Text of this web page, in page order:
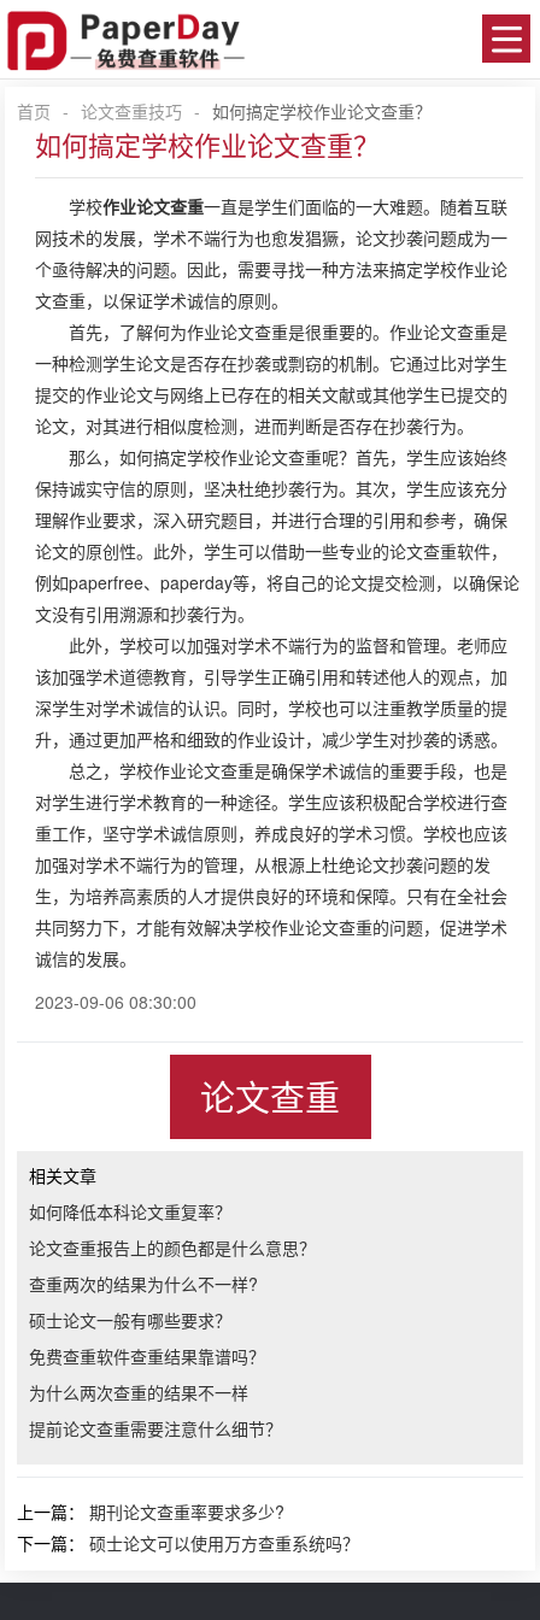
首页 - 论文查重技巧 - 如何搞定学校作业论文查重？
如何搞定学校作业论文查重？
学校作业论文查重一直是学生们面临的一大难题。随着互联
网技术的发展，学术不端行为也愈发猖獗，论文抄袭问题成为一
个亟待解决的问题。因此，需要寻找一种方法来搞定学校作业论
文查重，以保证学术诚信的原则。
首先，了解何为作业论文查重是很重要的。作业论文查重是
一种检测学生论文是否存在抄袭或剽窃的机制。它通过比对学生
提交的作业论文与网络上已存在的相关文献或其他学生已提交的
论文，对其进行相似度检测，进而判断是否存在抄袭行为。
那么，如何搞定学校作业论文查重呢？首先，学生应该始终
保持诚实守信的原则，坚决杜绝抄袭行为。其次，学生应该充分
理解作业要求，深入研究题目，并进行合理的引用和参考，确保
论文的原创性。此外，学生可以借助一些专业的论文查重软件，
例如paperfree、paperday等，将自己的论文提交检测，以确保论
文没有引用溯源和抄袭行为。
此外，学校可以加强对学术不端行为的监督和管理。老师应
该加强学术道德教育，引导学生正确引用和转述他人的观点，加
深学生对学术诚信的认识。同时，学校也可以注重教学质量的提
升，通过更加严格和细致的作业设计，减少学生对抄袭的诱惑。
总之，学校作业论文查重是确保学术诚信的重要手段，也是
对学生进行学术教育的一种途径。学生应该积极配合学校进行查
重工作，坚守学术诚信原则，养成良好的学术习惯。学校也应该
加强对学术不端行为的管理，从根源上杜绝论文抄袭问题的发
生，为培养高素质的人才提供良好的环境和保障。只有在全社会
共同努力下，才能有效解决学校作业论文查重的问题，促进学术
诚信的发展。
2023-09-06 08:30:00
论文查重
相关文章
如何降低本科论文重复率？
论文查重报告上的颜色都是什么意思？
查重两次的结果为什么不一样?
硕士论文一般有哪些要求？
免费查重软件查重结果靠谱吗？
为什么两次查重的结果不一样
提前论文查重需要注意什么细节？
上一篇：期刊论文查重率要求多少?
下一篇：硕士论文可以使用万方查重系统吗？